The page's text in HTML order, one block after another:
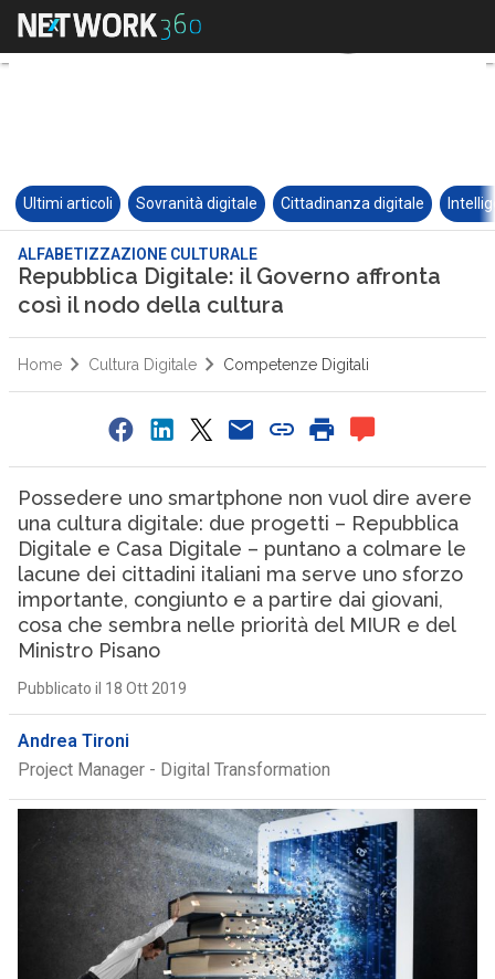
Ultimi articoli Sovranità digitale Cittadinanza digitale
ALFABETIZZAZIONE CULTURALE
Repubblica Digitale: il Governo affronta
così il nodo della cultura
Home Cultura Digitale Competenze Digitali
Possedere uno smartphone non vuol dire avere
una cultura digitale: due progetti – Repubblica
Digitale e Casa Digitale – puntano a colmare le
lacune dei cittadini italiani ma serve uno sforzo
importante, congiunto e a partire dai giovani,
cosa che sembra nelle priorità del MIUR e del
Ministro Pisano
Pubblicato il 18 Ott 2019
Andrea Tironi
Project Manager - Digital Transformation